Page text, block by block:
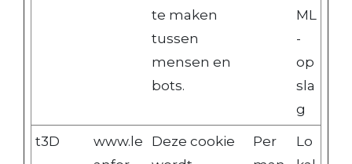
te maken
tussen
mensen en
bots.
ML
-
op
sla
g
t3D
www.le
Deze cookie
Per
Lo